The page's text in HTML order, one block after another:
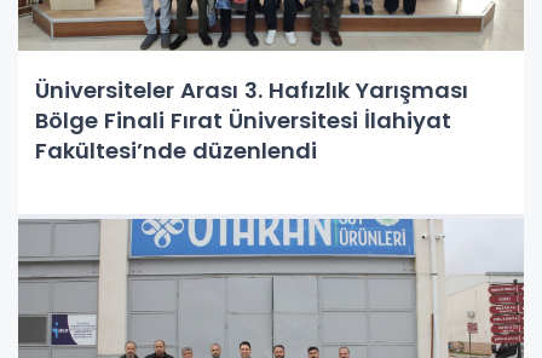
Üniversiteler Arası 3. Hafızlık Yarışması
Bölge Finali Fırat Üniversitesi İlahiyat
Fakültesi’nde düzenlendi